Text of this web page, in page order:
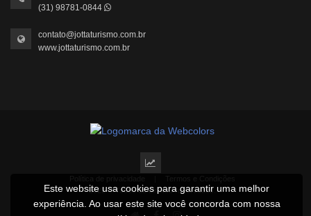
(31) 98781-0844
contato@jottaturismo.com.br
www.jottaturismo.com.br
2022 © Todos os direitos reservados.
Este website usa cookies para garantir uma melhor
experiência. Ao usar este site você concorda com nossa